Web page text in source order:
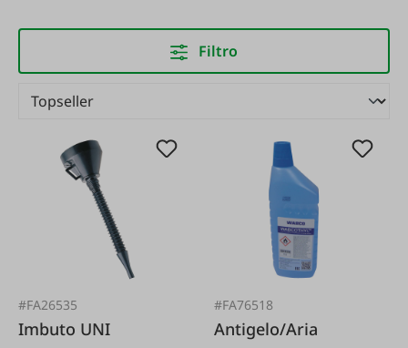
Filtro
#FA26535
Imbuto UNI
#FA76518
Antigelo/Aria